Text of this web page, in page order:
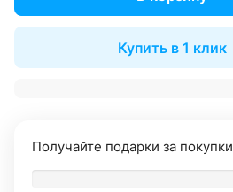
Купить в 1 клик
Получайте подарки за покупки